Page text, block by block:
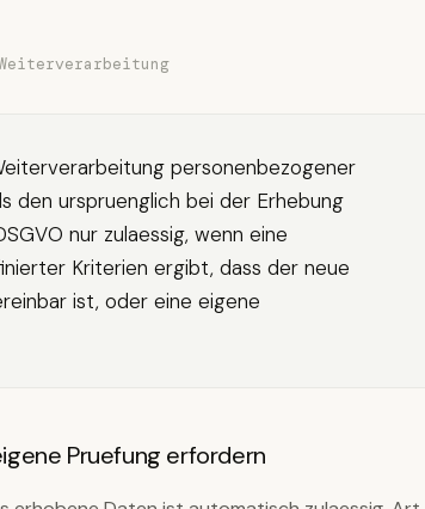
personenbezogener
den urspruenglich bei der Erhebung
nur zulaessig, wenn eine
Kriterien ergibt, dass der neue
ist, oder eine eigene
Pruefung erfordern